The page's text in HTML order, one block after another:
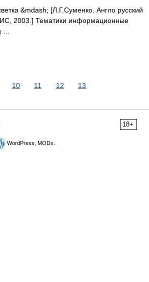
&mdash; [Л.Г.Суменко. Англо русский
2003.] Тематики информационные
…
10 11 12 13
18+
WordPress, MODx.